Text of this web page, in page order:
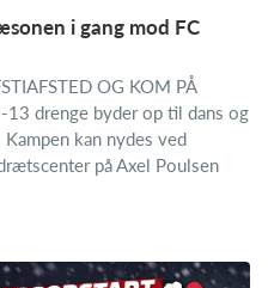
i gang mod FC
OG KOM PÅ
drenge byder op til dans og
kan nydes ved
på Axel Poulsen